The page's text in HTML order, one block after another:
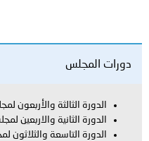
والأربعون لمجلس وزراء الداخلية
والاربعين لمجلس وزراء الداخلية
والثلاثون لمجلس وزراء الداخلية